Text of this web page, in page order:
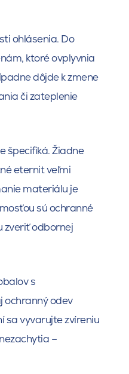
ohlásenia. Do
ktoré ovplyvnia
dôjde k zmene
či zateplenie
špecifiká. Žiadne
eternit veľmi
materiálu je
sú ochranné
zveriť odbornej
s
ochranný odev
sa vyvarujte zvíreniu
–